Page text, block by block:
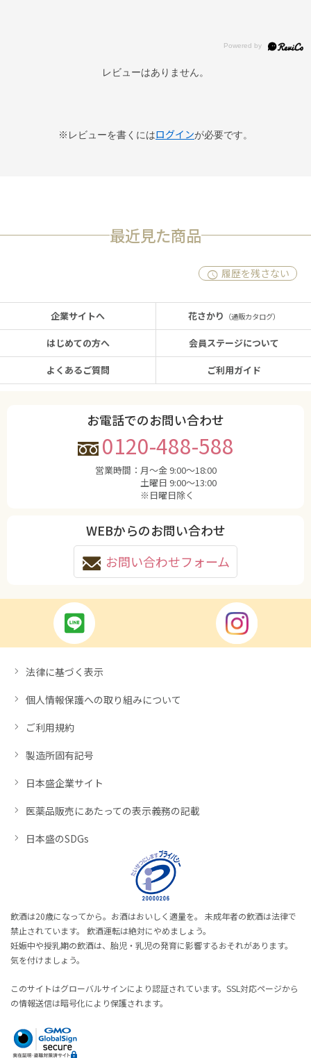
レビューはありません。
※レビューを書くにはログインが必要です。
最近見た商品
履歴を残さない
企業サイトへ
はじめての方へ
よくあるご質問
花さかり （通販カタログ）
会員ステージについて
ご利用ガイド
お電話でのお問い合わせ
0120-488-588
営業時間： 月〜金 9:00〜18:00
土曜日 9:00〜13:00
※日曜日除く
WEBからのお問い合わせ
お問い合わせフォーム
法律に基づく表示
個人情報保護への取り組みについて
ご利用規約
製造所固有記号
日本盛企業サイト
医薬品販売にあたっての表示義務の記載
日本盛のSDGs
飲酒は20歳になってから。お酒はおいしく適量を。 未成年者の飲酒は法律で
禁止されています。 飲酒運転は絶対にやめましょう。
妊娠中や授乳期の飲酒は、胎児・乳児の発育に影響するおそれがあります。
気を付けましょう。
このサイトはグローバルサインにより認証されています。SSL対応ページから
の情報送信は暗号化により保護されます。